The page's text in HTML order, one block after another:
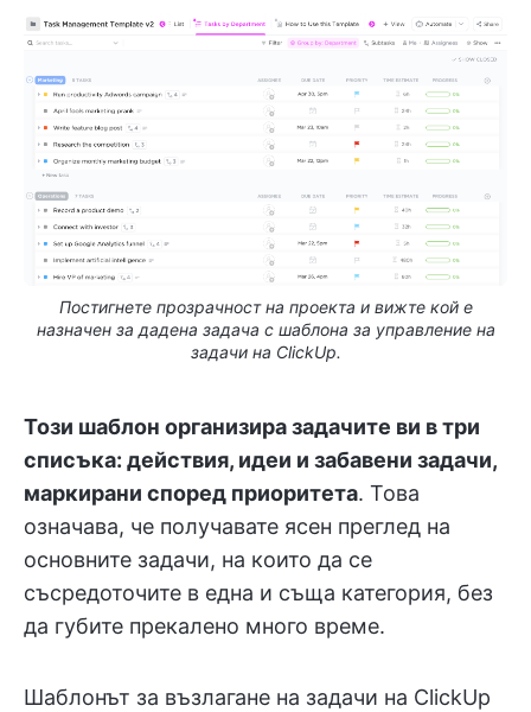
Постигнете прозрачност на проекта и вижте кой е
назначен за дадена задача с шаблона за управление на
задачи на ClickUp.
Този шаблон организира задачите ви в три
списъка: действия, идеи и забавени задачи,
маркирани според приоритета. Това
означава, че получавате ясен преглед на
основните задачи, на които да се
съсредоточите в една и съща категория, без
да губите прекалено много време.
Шаблонът за възлагане на задачи на ClickUp